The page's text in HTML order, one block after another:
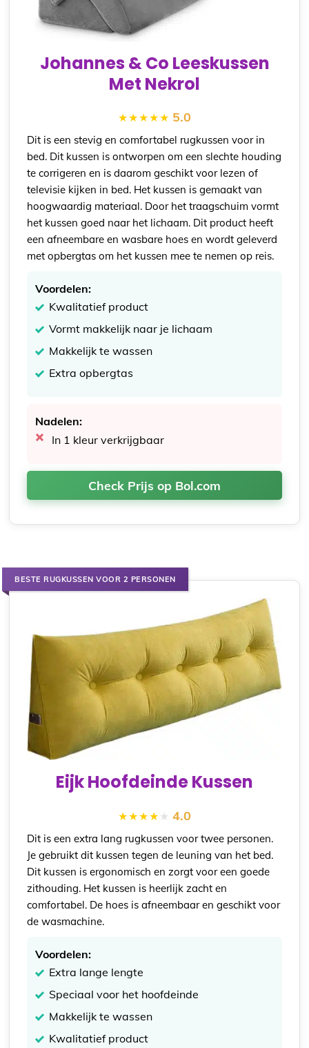
Johannes & Co Leeskussen
Met Nekrol
5.0
Dit is een stevig en comfortabel rugkussen voor in
bed. Dit kussen is ontworpen om een slechte houding
te corrigeren en is daarom geschikt voor lezen of
televisie kijken in bed. Het kussen is gemaakt van
hoogwaardig materiaal. Door het traagschuim vormt
het kussen goed naar het lichaam. Dit product heeft
een afneembare en wasbare hoes en wordt geleverd
met opbergtas om het kussen mee te nemen op reis.
Voordelen:
Kwalitatief product
Vormt makkelijk naar je lichaam
Makkelijk te wassen
Extra opbergtas
Nadelen:
In 1 kleur verkrijgbaar
Check Prijs op Bol.com
BESTE RUGKUSSEN VOOR 2 PERSONEN
Eijk Hoofdeinde Kussen
4.0
Dit is een extra lang rugkussen voor twee personen.
Je gebruikt dit kussen tegen de leuning van het bed.
Dit kussen is ergonomisch en zorgt voor een goede
zithouding. Het kussen is heerlijk zacht en
comfortabel. De hoes is afneembaar en geschikt voor
de wasmachine.
Voordelen:
Extra lange lengte
Speciaal voor het hoofdeinde
Makkelijk te wassen
Kwalitatief product